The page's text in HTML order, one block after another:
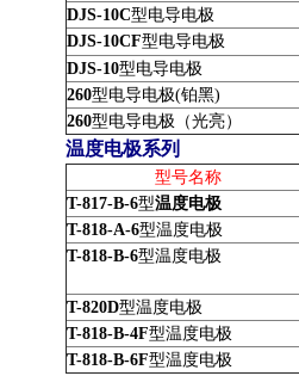
DJS-10C型电导电极
DJS-10CF型电导电极
DJS-10型电导电极
260型电导电极(铂黑)
260型电导电极（光亮）
温度电极系列
型号名称
T-817-B-6型温度电极
T-818-A-6型温度电极
T-818-B-6型温度电极
T-820D型温度电极
T-818-B-4F型温度电极
T-818-B-6F型温度电极